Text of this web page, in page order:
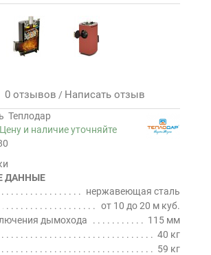
0 отзывов / Написать отзыв
Теплодар
Цену и наличие уточняйте
ДАННЫЕ
нержавеющая сталь
от 10 до 20 м куб.
дымохода
115 мм
40 кг
59 кг